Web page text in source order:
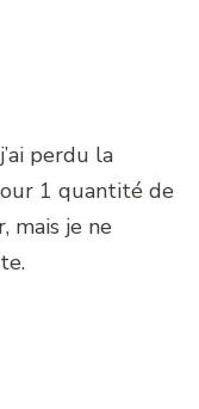
perdu la
1 quantité de
mais je ne